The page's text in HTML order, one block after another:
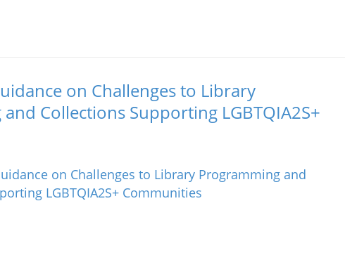
on Challenges to Library
Collections Supporting LGBTQIA2S+